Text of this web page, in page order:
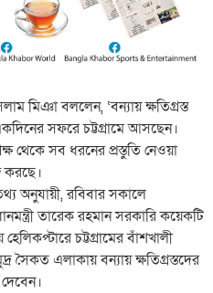
মিঞা বললেন, ‘বন্যায় ক্ষতিগ্রস্ত
সফরে চট্টগ্রামে আসছেন।
থেকে সব ধরনের প্রস্তুতি নেওয়া
করছে।
অনুযায়ী, রবিবার সকালে
তারেক রহমান সরকারি কয়েকটি
চট্টগ্রামের বাঁশখালী
সৈকত এলাকায় বন্যায় ক্ষতিগ্রস্তদের